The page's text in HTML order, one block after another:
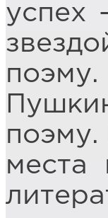
успех
места